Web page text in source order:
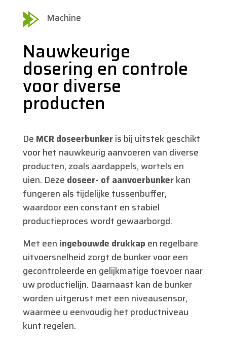
Machine
Nauwkeurige
dosering en controle
voor diverse
producten
De MCR doseerbunkeris bij uitstek geschikt
voor het nauwkeurig aanvoeren van diverse
producten, zoals aardappels, wortels en
uien. Deze doseer- of aanvoerbunkerkan
fungeren als tijdelijke tussenbuffer,
waardoor een constant en stabiel
productieproces wordt gewaarborgd.
Met een ingebouwde drukkap en regelbare
uitvoersnelheid zorgt de bunker voor een
gecontroleerde en gelijkmatige toevoer naar
uw productielijn. Daarnaast kan de bunker
worden uitgerust met een niveausensor,
waarmee u eenvoudig het productniveau
kunt regelen.